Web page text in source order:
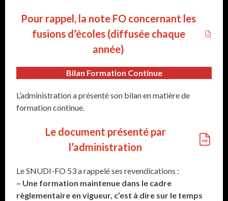
Pour rappel, la note FO concernant les
fusions d’écoles (diffusée chaque
année)
Bilan Formation Continue
L’administration a présenté son bilan en matière de
formation continue.
Le document présenté par
l’administration
Le SNUDI-FO 53 a rappelé ses revendications :
– Une formation maintenue dans le cadre
règlementaire en vigueur, c’est à dire sur le temps